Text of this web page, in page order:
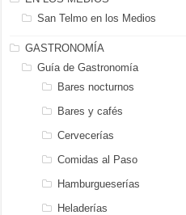
San Telmo en los Medios
GASTRONOMÍA
Guía de Gastronomía
Bares nocturnos
Bares y cafés
Cervecerías
Comidas al Paso
Hamburgueserías
Heladerías